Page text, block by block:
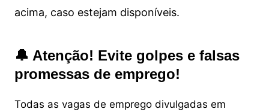
acima, caso estejam disponíveis.
🔔 Atenção! Evite golpes e falsas
promessas de emprego!
Todas as vagas de emprego divulgadas em